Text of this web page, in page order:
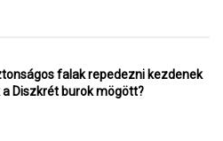
falak repedezni kezdenek
Diszkrét burok mögött?